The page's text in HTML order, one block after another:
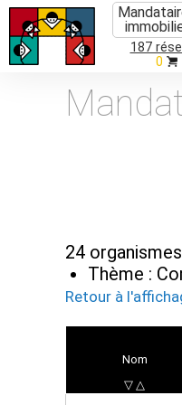
187
0
24
Thème :
Retour à
Nom
▽ △